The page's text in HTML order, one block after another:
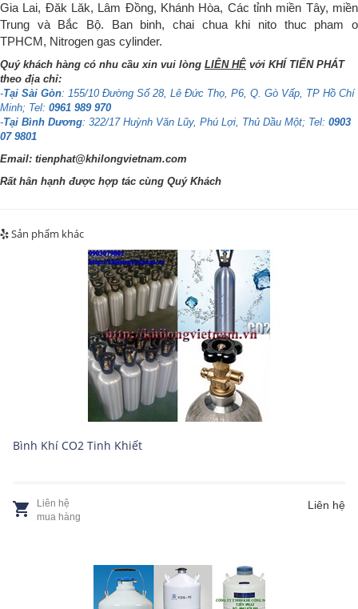
Gia Lai, Đăk Lăk, Lâm Đồng, Khánh Hòa, Các tỉnh miền Tây, miền
Trung và Bắc Bộ. Ban binh, chai chua khi nito thuc pham o
TPHCM, Nitrogen gas cylinder.
Quý khách hàng có nhu cầu xin vui lòng LIÊN HỆ với KHÍ TIẾN PHÁT
theo địa chỉ:
-Tại Sài Gòn: 155/10 Đường Số 28, Lê Đức Thọ, P6, Q. Gò Vấp, TP Hồ Chí
Minh; Tel: 0961 989 970
-Tại Bình Dương: 322/17 Huỳnh Văn Lũy, Phú Lợi, Thủ Dầu Một; Tel: 0903
07 9801
Email: tienphat@khilongvietnam.com
Rất hân hạnh được hợp tác cùng Quý Khách
Sản phẩm khác
Bình Khí CO2 Tinh Khiết
Liên hệ
mua hàng
Liên hệ